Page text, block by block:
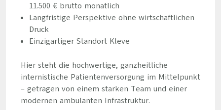
11.500 € brutto monatlich
Langfristige Perspektive ohne wirtschaftlichen
Druck
Einzigartiger Standort Kleve
Hier steht die hochwertige, ganzheitliche
internistische Patientenversorgung im Mittelpunkt
– getragen von einem starken Team und einer
modernen ambulanten Infrastruktur.